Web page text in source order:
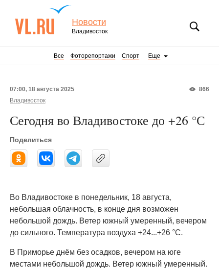
Новости
Владивосток
Все Фоторепортажи Спорт Еще
866
07:00, 18 августа 2025
Владивосток
Сегодня во Владивостоке до +26 °С
Поделиться
Во Владивостоке в понедельник, 18 августа,
небольшая облачность, в конце дня возможен
небольшой дождь. Ветер южный умеренный, вечером
до сильного. Температура воздуха +24...+26 °C.
В Приморье днём без осадков, вечером на юге
местами небольшой дождь. Ветер южный умеренный.